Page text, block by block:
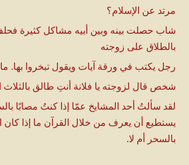
مرتد عن الإسلام؟
شاب حصلت بينه وبين أبيه مشاكل كثيرة
بالطلاق على زوجته
رجل يكتب في ورقة آيات ويقول تبخروا بها.
شخص قال لزوجته يا فلانة أنتِ طالق بالثلاث
لقد سألتُ أحد المشايخ عمّا إذا كنتُ مصابًا
يستطيع أن يعرف من خلال القرآن ما إذا
بالسحر أم لا.